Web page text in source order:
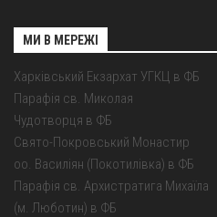
МИ В МЕРЕЖІ
Харківський Екзархат УГКЦ в ФБ
Парафія св. Миколая
Чудотворця в ФБ
Свято-Покровський Монастир
оо. Василіян (Покотилівка) в ФБ
Парафія св. Архистратига Михаїла
(м. Люботин) в ФБ